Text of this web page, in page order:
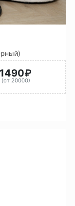
1490₽
(от 20000)